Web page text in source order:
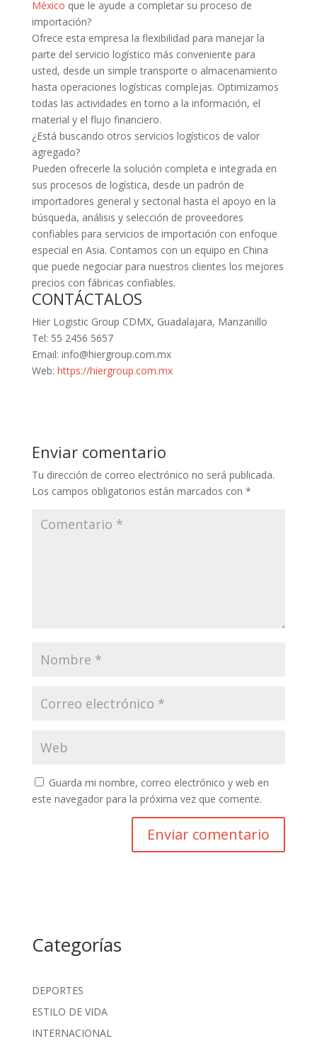
México que le ayude a completar su proceso de
importación?
Ofrece esta empresa la flexibilidad para manejar la
parte del servicio logístico más conveniente para
usted, desde un simple transporte o almacenamiento
hasta operaciones logísticas complejas. Optimizamos
todas las actividades en torno a la información, el
material y el flujo financiero.
¿Está buscando otros servicios logísticos de valor
agregado?
Pueden ofrecerle la solución completa e integrada en
sus procesos de logística, desde un padrón de
importadores general y sectorial hasta el apoyo en la
búsqueda, análisis y selección de proveedores
confiables para servicios de importación con enfoque
especial en Asia. Contamos con un equipo en China
que puede negociar para nuestros clientes los mejores
precios con fábricas confiables.
CONTÁCTALOS
Hier Logistic Group CDMX, Guadalajara, Manzanillo
Tel: 55 2456 5657
Email: info@hiergroup.com.mx
Web: https://hiergroup.com.mx
Enviar comentario
Tu dirección de correo electrónico no será publicada.
Los campos obligatorios están marcados con *
Guarda mi nombre, correo electrónico y web en
este navegador para la próxima vez que comente.
Categorías
DEPORTES
ESTILO DE VIDA
INTERNACIONAL